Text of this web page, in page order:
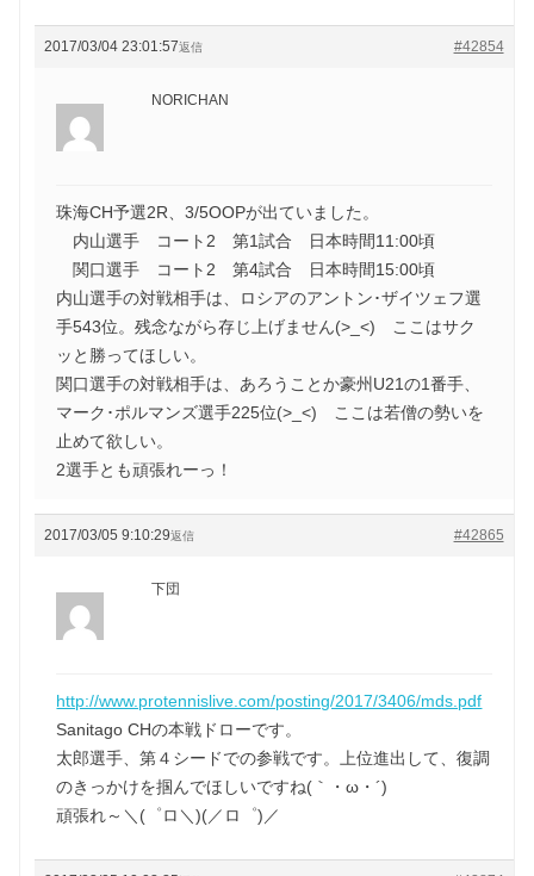
2017/03/04 23:01:57 #42854
返信
NORICHAN
珠海CH予選2R、3/5OOPが出ていました。
内山選手 コート2 第1試合 日本時間11:00頃
関口選手 コート2 第4試合 日本時間15:00頃
内山選手の対戦相手は、ロシアのアントン･ザイツェフ選
手543位。残念ながら存じ上げません(>_<) ここはサク
ッと勝ってほしい。
関口選手の対戦相手は、あろうことか豪州U21の1番手、
マーク･ポルマンズ選手225位(>_<) ここは若僧の勢いを
止めて欲しい。
2選手とも頑張れーっ！
2017/03/05 9:10:29 #42865
返信
下団
http://www.protennislive.com/posting/2017/3406/mds.pdf
Sanitago CHの本戦ドローです。
太郎選手、第４シードでの参戦です。上位進出して、復調
のきっかけを掴んでほしいですね(｀・ω・´)ゞ
頑張れ～＼(゜ロ＼)(／ロ゜)／